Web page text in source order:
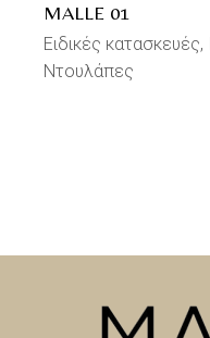
MALLE 01
Ειδικές κατασκευές
Ντουλάπες